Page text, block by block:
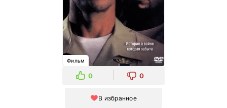
Фильм
0 0
В избранное